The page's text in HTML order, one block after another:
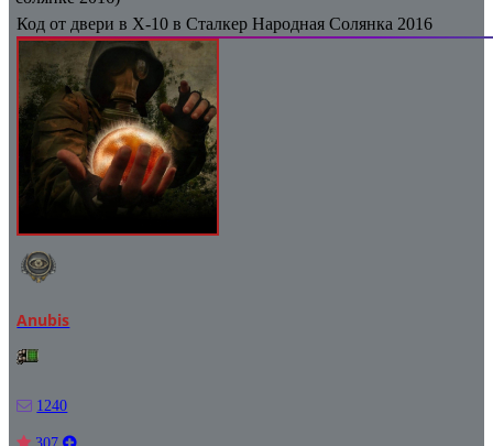
Код от двери в X-10 в Сталкер Народная Солянка 2016
Anubis
1240
307